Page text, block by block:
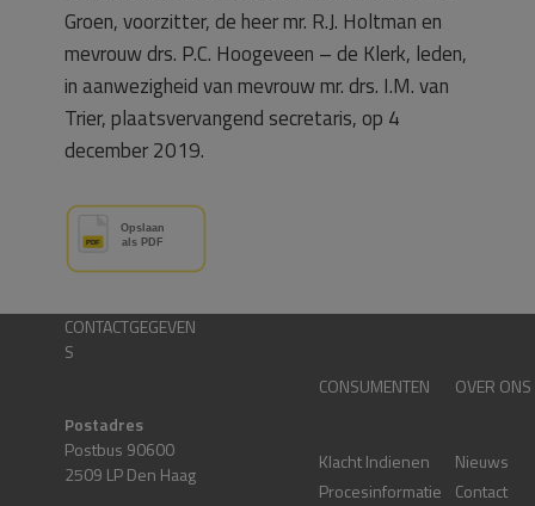
Groen, voorzitter, de heer mr. R.J. Holtman en
mevrouw drs. P.C. Hoogeveen – de Klerk, leden,
in aanwezigheid van mevrouw mr. drs. I.M. van
Trier, plaatsvervangend secretaris, op 4
december 2019.
CONTACTGEGEVEN
S
Postadres
Postbus 90600
2509 LP Den Haag
CONSUMENTEN
Klacht Indienen
Procesinformatie
OVER ONS
Nieuws
Contact